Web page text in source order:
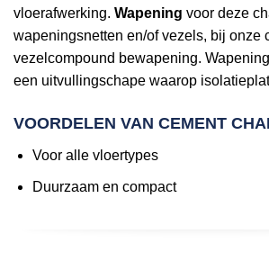
vloerafwerking. Wapening voor deze
wapeningsnetten en/of vezels, bij onze
vezelcompound bewapening.
een uitvullingschape waarop
VOORDELEN VAN CEMENT
Voor alle vloertypes
Duurzaam en compact